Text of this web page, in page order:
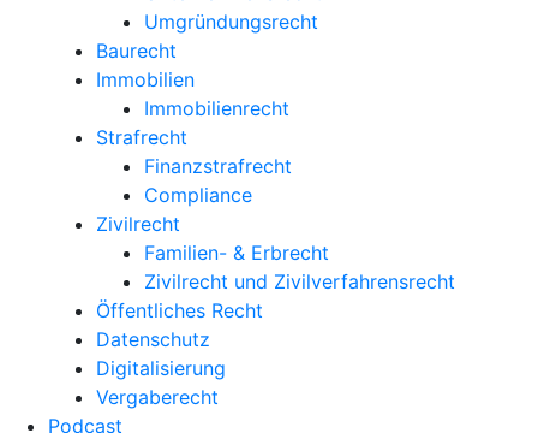
Umgründungsrecht
Baurecht
Immobilien
Immobilienrecht
Strafrecht
Finanzstrafrecht
Compliance
Zivilrecht
Familien- & Erbrecht
Zivilrecht und Zivilverfahrensrecht
Öffentliches Recht
Datenschutz
Digitalisierung
Vergaberecht
Podcast